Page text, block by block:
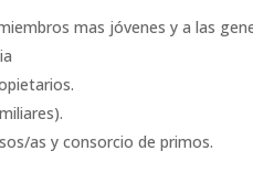
mas jóvenes y a las
as y consorcio de primos.